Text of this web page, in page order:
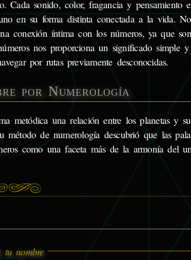
Cada sonido, color, fragancia y pensamiento
en su forma distinta conectada a la vida.
conexión íntima con los números, ya que
nos proporciona un significado simple
por rutas previamente desconocidas.
por Numerología
metódica una relación entre los planetas y
de numerología descubrió que las
como una faceta más de la armonía del
tu nombre